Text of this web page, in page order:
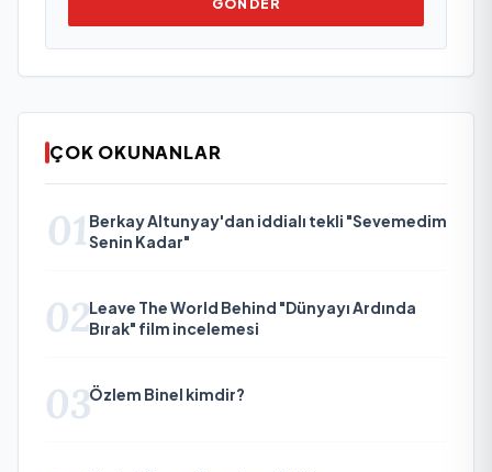
GÖNDER
ÇOK OKUNANLAR
01 Berkay Altunyay'dan iddialı tekli "Sevemedim
Senin Kadar"
02Leave The World Behind "Dünyayı Ardında
Bırak" film incelemesi
03Özlem Binel kimdir?